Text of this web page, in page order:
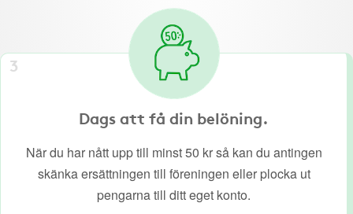
3
Dags att få din belöning.
När du har nått upp till minst 50 kr så kan du antingen
skänka ersättningen till föreningen eller plocka ut
pengarna till ditt eget konto.